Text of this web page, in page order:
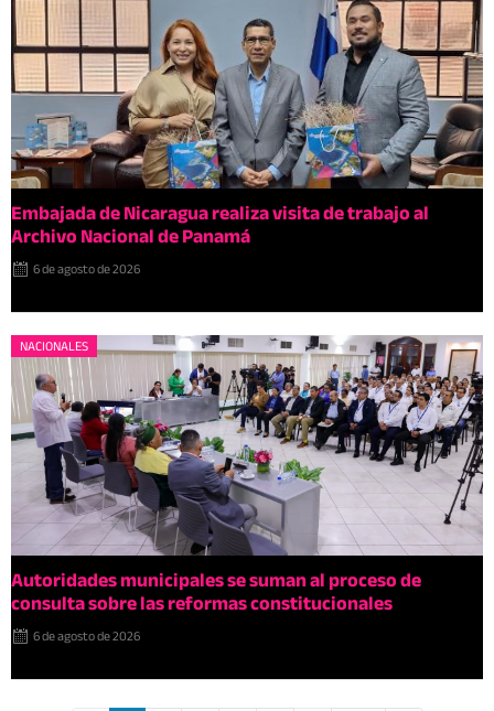
Embajada de Nicaragua realiza visita de trabajo al
Archivo Nacional de Panamá
6 de agosto de 2026
NACIONALES
Autoridades municipales se suman al proceso de
consulta sobre las reformas constitucionales
6 de agosto de 2026